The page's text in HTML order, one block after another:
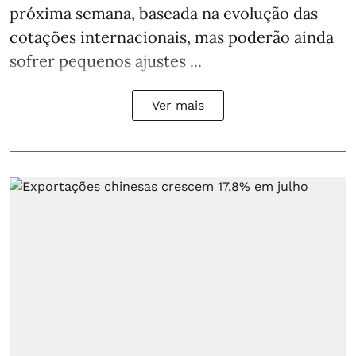
próxima semana, baseada na evolução das
cotações internacionais, mas poderão ainda
sofrer pequenos ajustes ...
Ver mais